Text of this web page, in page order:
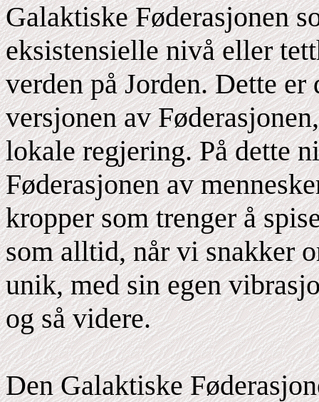
Galaktiske Føderasjonen
eksistensielle nivå eller
verden på Jorden. Dette
versjonen av
lokale regjering. På dette
Føderasjonen av
kropper som trenger å
som alltid, når vi snakker
unik, med sin egen
og så videre.
Den Galaktiske